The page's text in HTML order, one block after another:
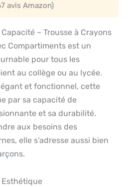
avis Amazon)
– Trousse à Crayons
Compartiments est un
pour tous les
au collège ou au lycée.
et fonctionnel, cette
par sa capacité de
et sa durabilité.
aux besoins des
elle s’adresse aussi bien
Esthétique